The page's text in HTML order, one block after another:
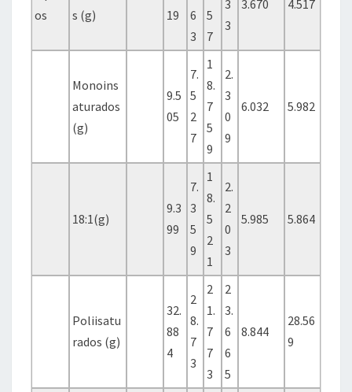
os
s (g)
19
6
3
5
7
3
3
3.670 4.517
Monoins
aturados
(g)
9.5
05
7.
5
2
7
1
8.
7
5
9
2.
3
0
9
6.032 5.982
18:1(g)
9.3
99
7.
3
5
9
1
8.
5
2
1
2.
2
0
3
5.985 5.864
Poliisatu
rados (g)
32.
88
4
2
8.
7
3
2
1.
7
7
3
2
3.
6
6
5
8.844
28.56
9